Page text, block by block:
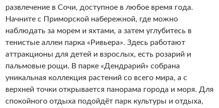
развлечение в Сочи, доступное в любое время года.
Начните с Приморской набережной, где можно
наблюдать за морем и яхтами, а затем углубитесь в
тенистые аллеи парка «Ривьера». Здесь работают
аттракционы для детей и взрослых, есть розарий и
пальмовые рощи. В парке «Дендрарий» собрана
уникальная коллекция растений со всего мира, а с
верхней точки открывается панорама города и моря. Для
спокойного отдыха подойдёт парк культуры и отдыха,